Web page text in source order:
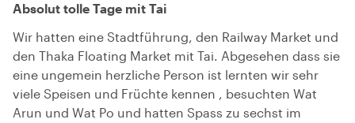
Absolut tolle Tage mit Tai
Wir hatten eine Stadtführung, den Railway Market und
den Thaka Floating Market mit Tai. Abgesehen dass sie
eine ungemein herzliche Person ist lernten wir sehr
viele Speisen und Früchte kennen , besuchten Wat
Arun und Wat Po und hatten Spass zu sechst im